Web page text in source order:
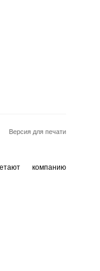
Версия для печати